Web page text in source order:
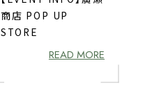
商店 POP UP
STORE
READ MORE